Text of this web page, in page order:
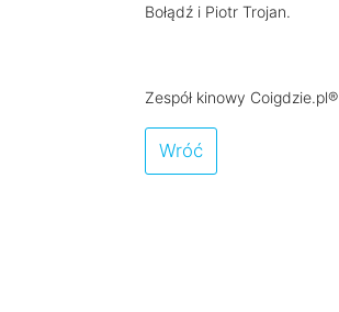
Bołądź i Piotr Trojan.
Zespół kinowy Coigdzie.pl®
Wróć